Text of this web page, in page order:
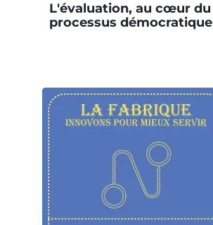
L'évaluation, au cœur du
processus démocratique